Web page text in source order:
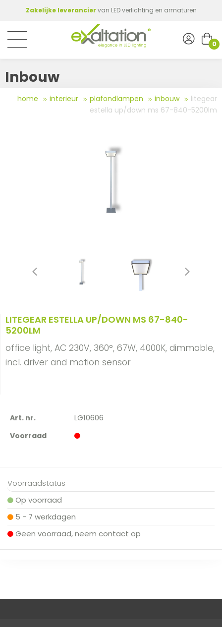
Zakelijke leverancier van LED verlichting en armaturen
0
Inbouw
home interieur plafondlampen inbouw
litegear
estella up/down ms 67-840-5200lm
LITEGEAR ESTELLA UP/DOWN MS 67-840-
5200LM
office light, AC 230V, 360°, 67W, 4000K, dimmable,
incl. driver and motion sensor
Art. nr. LG10606
Voorraad
Voorraadstatus
Op voorraad
5 - 7 werkdagen
Geen voorraad, neem contact op